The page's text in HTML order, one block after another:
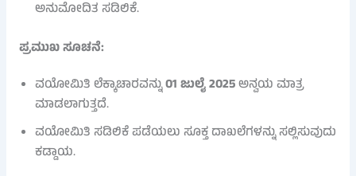
ಅನುಮೋದಿತ ಸಡಿಲಿಕೆ.
ಪ್ರಮುಖ ಸೂಚನೆ:
ವಯೋಮಿತಿ ಲೆಕ್ಕಾಚಾರವನ್ನು01 ಜುಲೈ 2025ಅನ್ವಯ ಮಾತ್ರ
ಮಾಡಲಾಗುತ್ತದೆ.
ವಯೋಮಿತಿ ಸಡಿಲಿಕೆ ಪಡೆಯಲು ಸೂಕ್ತ ದಾಖಲೆಗಳನ್ನು ಸಲ್ಲಿಸುವುದು
ಕಡ್ಡಾಯ.